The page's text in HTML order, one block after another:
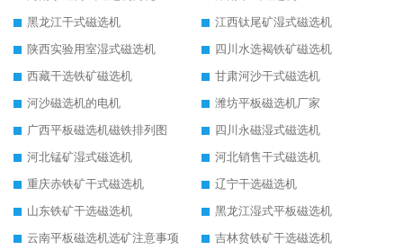
黑龙江干式磁选机
江西钛尾矿湿式磁选机
陕西实验用室湿式磁选机
四川水选褐铁矿磁选机
西藏干选铁矿磁选机
甘肃河沙干式磁选机
河沙磁选机的电机
潍坊平板磁选机厂家
广西平板磁选机磁铁排列图
四川永磁湿式磁选机
河北锰矿湿式磁选机
河北销售干式磁选机
重庆赤铁矿干式磁选机
辽宁干选磁选机
山东铁矿干选磁选机
黑龙江湿式平板磁选机
云南平板磁选机选矿注意事项
吉林贫铁矿干选磁选机